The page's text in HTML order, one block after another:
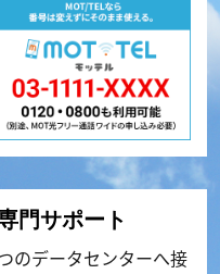
門サポート
のデータセンターへ接